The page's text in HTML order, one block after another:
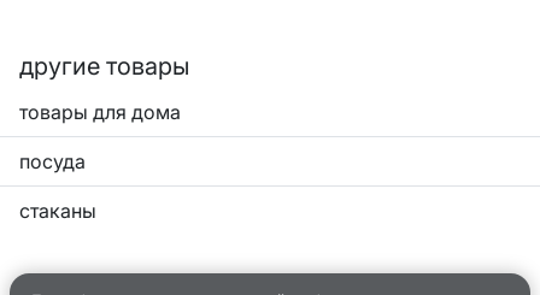
другие товары
товары для дома
посуда
стаканы